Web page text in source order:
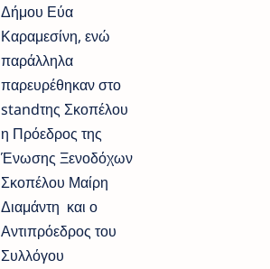
Δήμου Εύα
Καραμεσίνη​, ενώ
παράλληλα
παρευρέθηκαν στο
standτης Σκοπέλου
η Πρόεδρος της
Ένωσης Ξενοδόχων
Σκοπέλου Μαίρη
Διαμάντη και ο
Αντιπρόεδρος του
Συλλόγου